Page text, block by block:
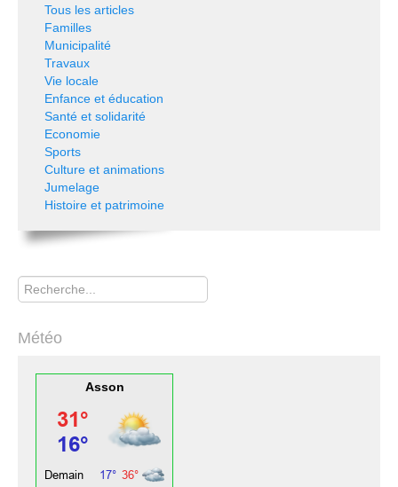
Tous les articles
Familles
Municipalité
Travaux
Vie locale
Enfance et éducation
Santé et solidarité
Economie
Sports
Culture et animations
Jumelage
Histoire et patrimoine
Rechercher
Météo
Asson